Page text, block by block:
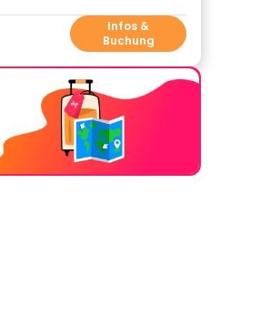
Infos &
Buchung